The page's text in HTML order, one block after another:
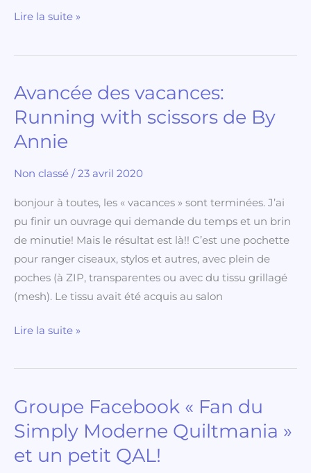
Lire la suite »
Avancée des vacances:
Running with scissors de By
Annie
Non classé / 23 avril 2020
bonjour à toutes, les « vacances » sont terminées. J’ai
pu finir un ouvrage qui demande du temps et un brin
de minutie! Mais le résultat est là!! C’est une pochette
pour ranger ciseaux, stylos et autres, avec plein de
poches (à ZIP, transparentes ou avec du tissu grillagé
(mesh). Le tissu avait été acquis au salon
Avancée
des
vacances:
Running
de
By
Annie
Lire la suite »
Groupe Facebook « Fan du
Simply Moderne Quiltmania »
et un petit QAL!
Groupe
Facebook
« Fan
du